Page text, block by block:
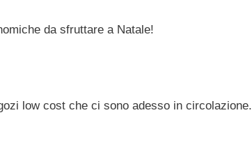
da sfruttare a Natale!
low cost che ci sono adesso in circolazione.